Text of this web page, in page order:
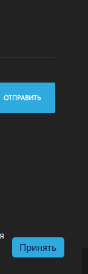
ОТПРАВИТЬ
Принять